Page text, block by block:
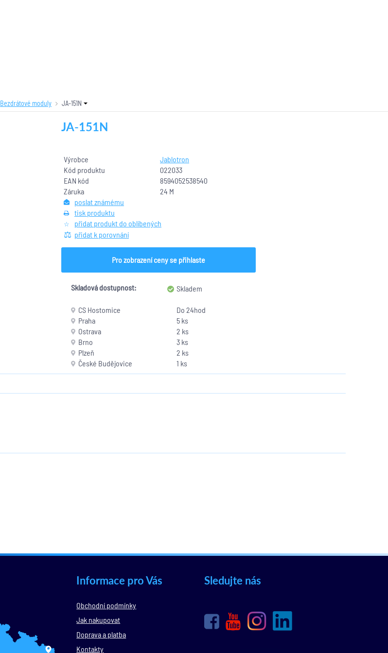
Bezdrátové moduly JA-151N
JA-151N
Výrobce
Jablotron
Kód produktu
022033
EAN kód
8594052538540
Záruka
24 M
poslat známému
tisk produktu
přidat produkt do oblíbených
přidat k porovnání
Pro zobrazení ceny se přihlaste
Skladová dostupnost: Skladem
CS Hostomice
Do 24hod
Praha
5 ks
Ostrava
2 ks
Brno
3 ks
Plzeň
2 ks
České Budějovice
1 ks
Informace pro Vás
Obchodní podmínky
Jak nakupovat
Doprava a platba
Kontakty
Sledujte nás